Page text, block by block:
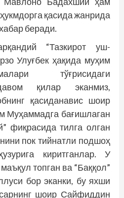
қасида жанрида
беради.
“Тазкирот уш-
Улуғбек ҳақида муҳим
тўғрисидаги
қилар эканмиз,
қасиданавис шоир
Муҳаммадга бағишлаган
фиқрасида тилга олган
пок тийнатли подшоҳ
киритганлар. У
топган ва “Баққол”
бор эканки, бу яхши
шоир Сайфиддин